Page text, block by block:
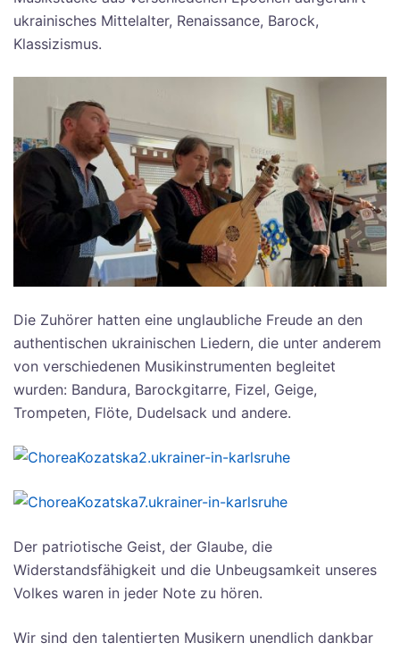
ukrainisches Mittelalter, Renaissance, Barock,
Klassizismus.
Die Zuhörer hatten eine unglaubliche Freude an den
authentischen ukrainischen Liedern, die unter anderem
von verschiedenen Musikinstrumenten begleitet
wurden: Bandura, Barockgitarre, Fizel, Geige,
Trompeten, Flöte, Dudelsack und andere.
Der patriotische Geist, der Glaube, die
Widerstandsfähigkeit und die Unbeugsamkeit unseres
Volkes waren in jeder Note zu hören.
Wir sind den talentierten Musikern unendlich dankbar